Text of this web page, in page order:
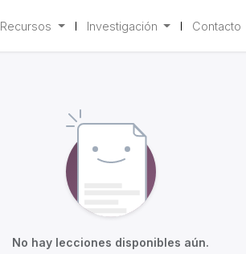
Recursos Investigación Contacto
No hay lecciones disponibles aún.